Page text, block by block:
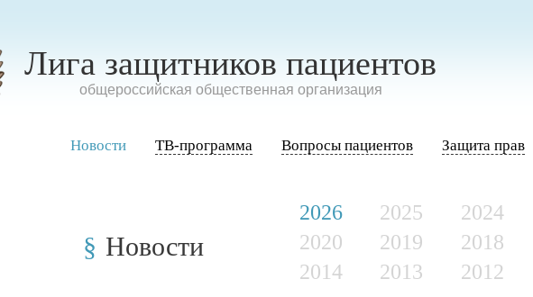
Лига защитников пациентов
oбщероссийская общественная организация
Новости ТВ-программа Вопросы пациентов Защита прав
Новости
2026 2025 2024
2020
2019 2018
2014
2013 2012